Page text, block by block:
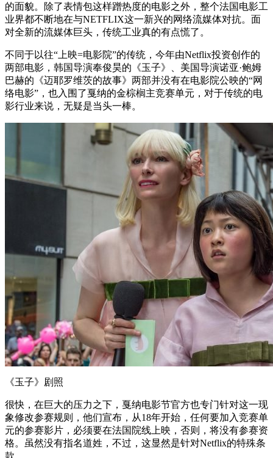
的面貌。除了表情包这样蹭热度的电影之外，整个法国电影工
业界都不断地在与NETFLIX这一新兴的网络流媒体对抗。面
对全新的流媒体巨头，传统工业真的有点慌了。
不同于以往“上映=电影院”的传统，今年由Netflix投资创作的
两部电影，韩国导演奉俊昊的《玉子》、美国导演诺亚·鲍姆
巴赫的《迈耶罗维茨的故事》两部并没有在电影院公映的“网
络电影”，也入围了戛纳的金棕榈主竞赛单元，对于传统的电
影行业来说，无疑是当头一棒。
《玉子》剧照
很快，在巨大的压力之下，戛纳电影节官方也专门针对这一现
象修改参赛规则，他们宣布，从18年开始，任何要加入竞赛单
元的参赛影片，必须要在法国院线上映，否则，将没有参赛资
格。虽然没有指名道姓，不过，这显然是针对Netflix的特殊条
款。